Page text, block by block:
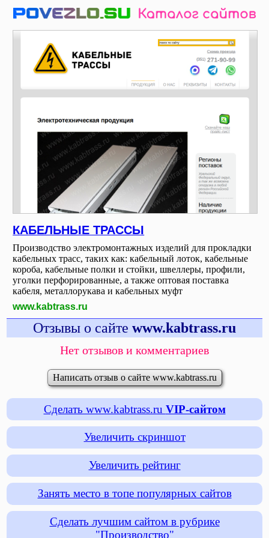
КАБЕЛЬНЫЕ ТРАССЫ
Производство электромонтажных изделий для прокладки
кабельных трасс, таких как: кабельный лоток, кабельные
короба, кабельные полки и стойки, швеллеры, профили,
уголки перфорированные, а также оптовая поставка
кабеля, металлорукава и кабельных муфт
www.kabtrass.ru
Отзывы о сайте www.kabtrass.ru
Нет отзывов и комментариев
Написать отзыв о сайте www.kabtrass.ru
Сделать www.kabtrass.ru VIP-сайтом
Увеличить скриншот
Увеличить рейтинг
Занять место в топе популярных сайтов
Сделать лучшим сайтом в рубрике
"Производство"